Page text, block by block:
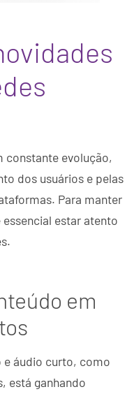
constante evolução,
dos usuários e pelas
Para manter
estar atento
em
e áudio curto, como
está ganhando